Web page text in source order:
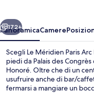
Triomphe
Avanti
172+
PanoramicaCamere
Scegli Le Méridien Paris
piedi da Palais des
Honoré. Oltre che di un
usufruire anche di bar/
fermarsi a mangiare un